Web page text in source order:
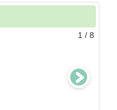
1 / 8